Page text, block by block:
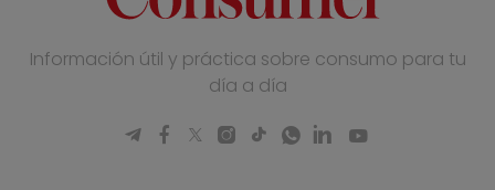
Información útil y práctica sobre consumo para tu
día a día